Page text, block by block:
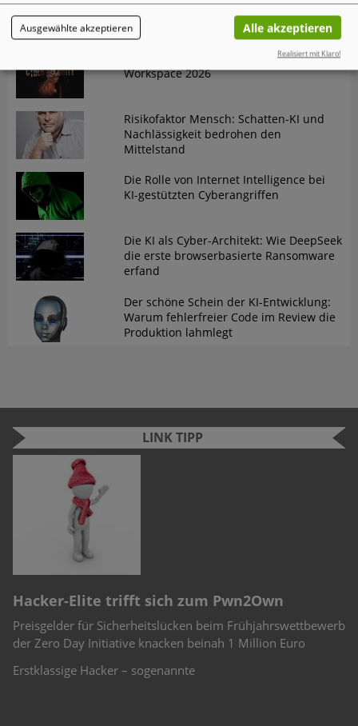
von Check Point dokumentiert einen
gefährlichen Trend in der
Cybersicherheit
Omnissa-Analyse "State of Digital
Workspace 2026
Risikofaktor Mensch: Schatten-KI und
Nachlässigkeit bedrohen den
Mittelstand
Die Rolle von Internet Intelligence bei
KI-gestützten Cyberangriffen
Die KI als Cyber-Architekt: Wie DeepSeek
die erste browserbasierte Ransomware
erfand
Der schöne Schein der KI-Entwicklung:
Warum fehlerfreier Code im Review die
Produktion lahmlegt
LINK TIPP
Hacker-Elite trifft sich zum Pwn2Own
Preisgelder für Sicherheitslücken beim Frühjahrswettbewerb
der Zero Day Initiative knacken beinah 1 Million Euro
Erstklassige Hacker – sogenannte
Ausgewählte akzeptieren Alle akzeptieren
Realisiert mit Klaro!